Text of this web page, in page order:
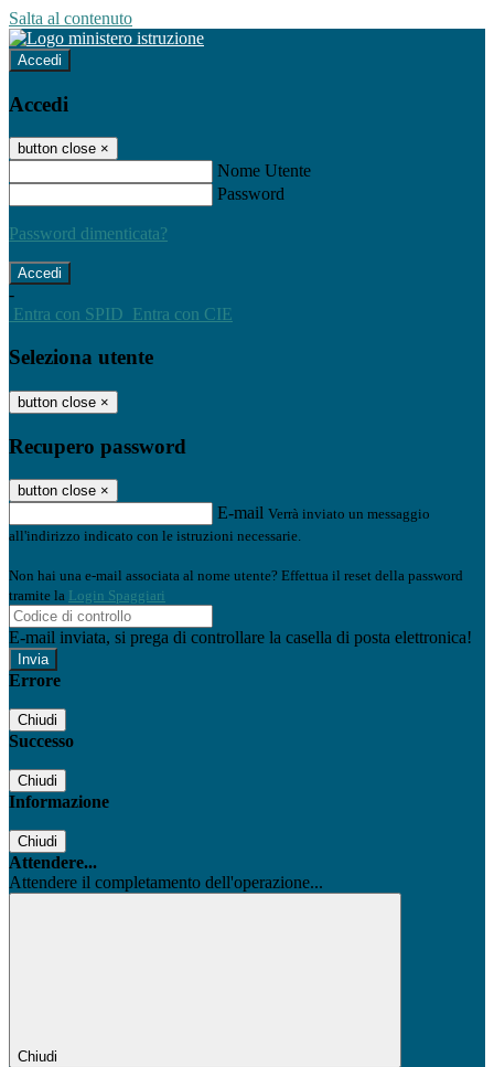
Salta al contenuto
Accedi
Accedi
button close ×
Nome Utente
Password
Password dimenticata?
-
Entra con SPID Entra con CIE
Seleziona utente
button close ×
Recupero password
button close ×
E-mail Verrà inviato un messaggio
all'indirizzo indicato con le istruzioni necessarie.
Non hai una e-mail associata al nome utente? Effettua il reset della password
tramite la Login Spaggiari
E-mail inviata, si prega di controllare la casella di posta elettronica!
Errore
Chiudi
Successo
Chiudi
Informazione
Chiudi
Attendere...
Attendere il completamento dell'operazione...
Chiudi